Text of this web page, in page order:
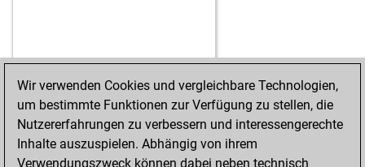
Wir verwenden Cookies und vergleichbare Technologien,
um bestimmte Funktionen zur Verfügung zu stellen, die
Nutzererfahrungen zu verbessern und interessengerechte
Inhalte auszuspielen. Abhängig von ihrem
Verwendungszweck können dabei neben technisch